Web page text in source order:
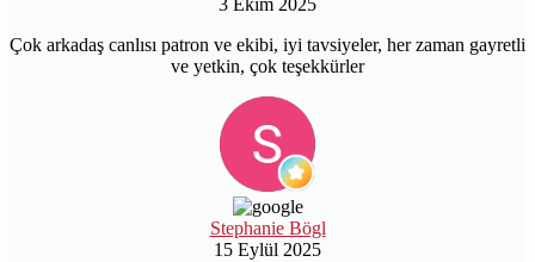
3 Ekim 2025
Çok arkadaş canlısı patron ve ekibi, iyi tavsiyeler, her zaman gayretli
ve yetkin, çok teşekkürler
Stephanie Bögl
15 Eylül 2025